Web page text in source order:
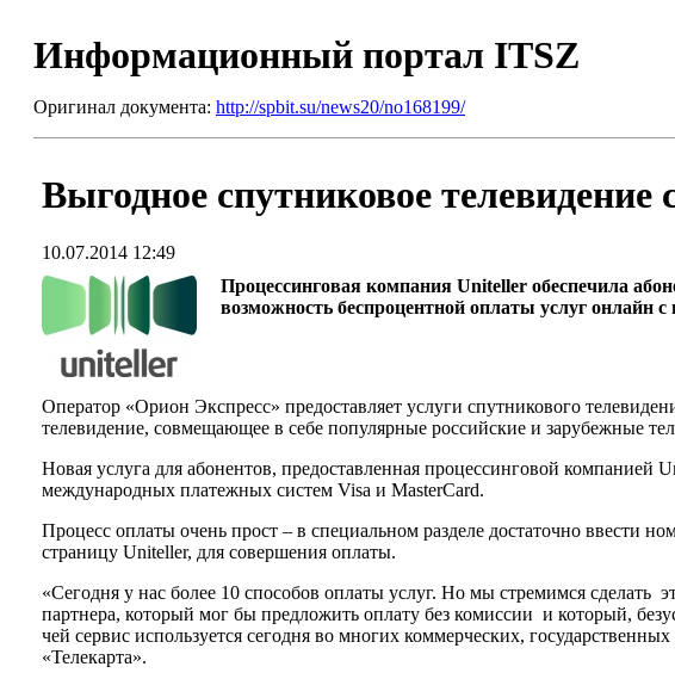
Информационный портал ITSZ
Оригинал документа: http://spbit.su/news20/no168199/
Выгодное спутниковое телевидение
10.07.2014 12:49
Процессинговая компания Uniteller обеспечила
возможность беспроцентной оплаты услуг онлайн
Оператор «Орион Экспресс» предоставляет услуги спутникового
телевидение, совмещающее в себе популярные российские и зарубежные
Новая услуга для абонентов, предоставленная процессинговой
международных платежных систем Visa и MasterCard.
Процесс оплаты очень прост – в специальном разделе достаточно ввести
страницу Uniteller, для совершения оплаты.
«Сегодня у нас более 10 способов оплаты услуг. Но мы стремимся
партнера, который мог бы предложить оплату без комиссии и который,
чей сервис используется сегодня во многих коммерческих,
«Телекарта».